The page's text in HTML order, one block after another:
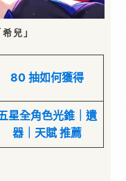
兒」
80 抽如何獲得
星全角色光錐｜遺
器｜天賦 推薦